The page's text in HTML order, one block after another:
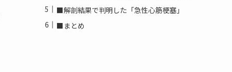
■解剖結果で判明した「急性心筋梗塞」
■まとめ